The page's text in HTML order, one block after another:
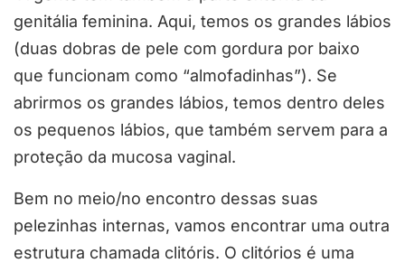
genitália feminina. Aqui, temos os grandes lábios
(duas dobras de pele com gordura por baixo
que funcionam como “almofadinhas”). Se
abrirmos os grandes lábios, temos dentro deles
os pequenos lábios, que também servem para a
proteção da mucosa vaginal.
Bem no meio/no encontro dessas suas
pelezinhas internas, vamos encontrar uma outra
estrutura chamada clitóris. O clitórios é uma